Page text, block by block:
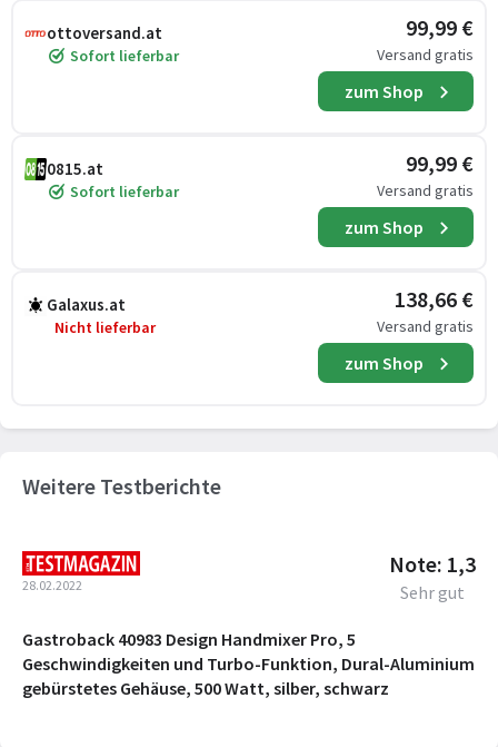
ottoversand.at
Sofort lieferbar
99,99 €
Versand gratis
zum Shop
0815.at
Sofort lieferbar
99,99 €
Versand gratis
zum Shop
Galaxus.at
Nicht lieferbar
138,66 €
Versand gratis
zum Shop
Weitere Testberichte
28.02.2022
Note: 1,3
Sehr gut
Gastroback 40983 Design Handmixer Pro, 5
Geschwindigkeiten und Turbo-Funktion, Dural-Aluminium
gebürstetes Gehäuse, 500 Watt, silber, schwarz